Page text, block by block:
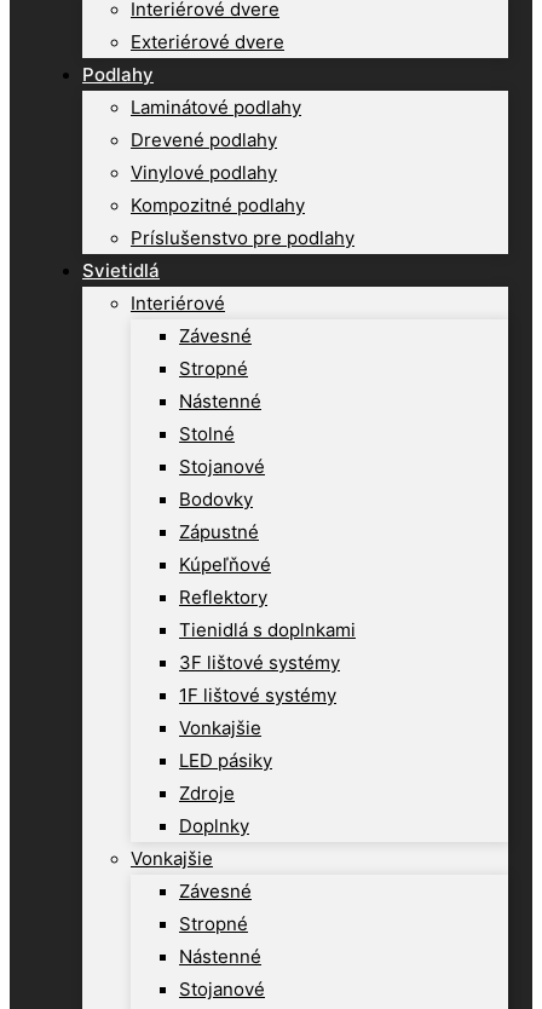
Interiérové dvere
Exteriérové dvere
Podlahy
Laminátové podlahy
Drevené podlahy
Vinylové podlahy
Kompozitné podlahy
Príslušenstvo pre podlahy
Svietidlá
Interiérové
Závesné
Stropné
Nástenné
Stolné
Stojanové
Bodovky
Zápustné
Kúpeľňové
Reflektory
Tienidlá s doplnkami
3F lištové systémy
1F lištové systémy
Vonkajšie
LED pásiky
Zdroje
Doplnky
Vonkajšie
Závesné
Stropné
Nástenné
Stojanové